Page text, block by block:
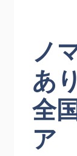
ノ
あ
全
ア